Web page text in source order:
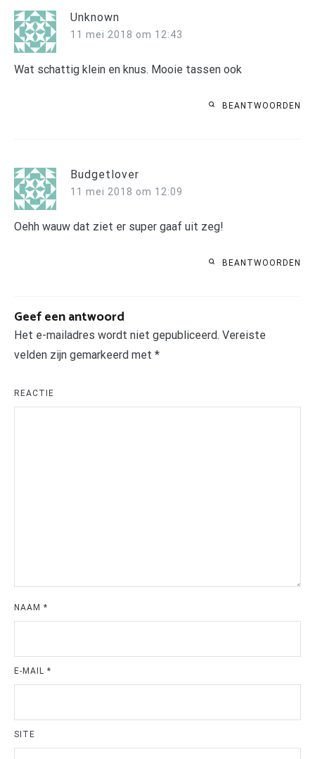
Unknown
11 mei 2018 om 12:43
Wat schattig klein en knus. Mooie tassen ook
BEANTWOORDEN
Budgetlover
11 mei 2018 om 12:09
Oehh wauw dat ziet er super gaaf uit zeg!
BEANTWOORDEN
Geef een antwoord
Het e-mailadres wordt niet gepubliceerd. Vereiste
velden zijn gemarkeerd met *
REACTIE
NAAM *
E-MAIL *
SITE